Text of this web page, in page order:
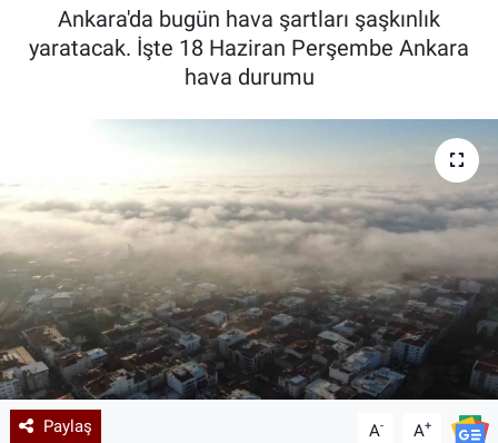
Ankara'da bugün hava şartları şaşkınlık
yaratacak. İşte 18 Haziran Perşembe Ankara
hava durumu
Paylaş A- A+
İnanç
Sağlık
Siyaset
Teknoloji
Yazarlar
Astroloji-Rüya